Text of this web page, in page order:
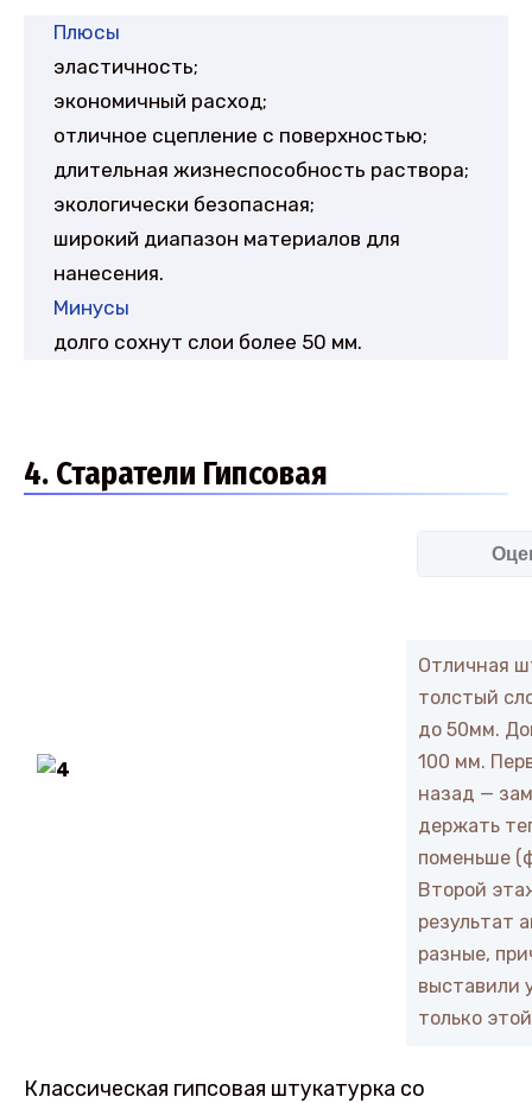
Плюсы
эластичность;
экономичный расход;
отличное сцепление с поверхностью;
длительная жизнеспособность раствора;
экологически безопасная;
широкий диапазон материалов для
нанесения.
Минусы
долго сохнут слои более 50 мм.
4. Старатели Гипсовая
Отличная
толстый
до 50мм.
100 мм.
назад —
держать
поменьше
Второй
результат
разные,
выставили
только
Классическая гипсовая штукатурка со